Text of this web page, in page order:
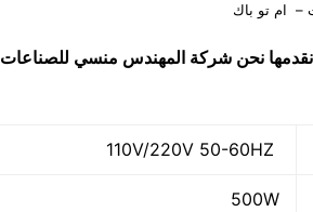
– ام تو باك
نقدمها نحن شركة المهندس منسي للصناعات
500W